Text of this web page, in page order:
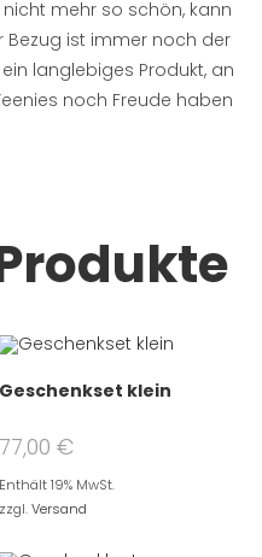
mehr so schön, kann
Bezug ist immer noch der
langlebiges Produkt, an
noch Freude haben
Geschenkset klein
77,00€
Enthält 19% MwSt.
zzgl.Versand